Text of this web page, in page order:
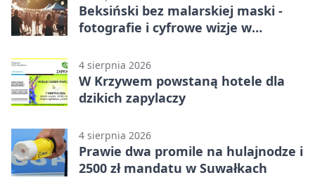
Beksiński bez malarskiej maski -
fotografie i cyfrowe wizje w
4 sierpnia 2026
W Krzywem powstaną hotele dla
dzikich zapylaczy
4 sierpnia 2026
Prawie dwa promile na hulajnodze i
2500 zł mandatu w Suwałkach